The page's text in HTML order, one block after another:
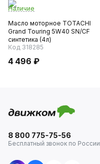
Наличие
Масло моторное TOTACHI
Grand Touring 5W40 SN/CF
синтетика (4л)
Код 318285
4 496 ₽
8 800 775-75-56
Бесплатный звонок по России